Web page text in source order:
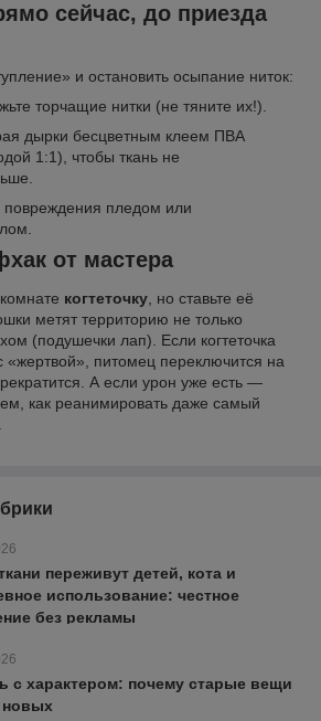
сейчас, до приезда
и остановить осыпание ниток:
торчащие нитки (не тяните их!).
дырки бесцветным клеем ПВА
1:1), чтобы ткань не
повреждения пледом или
от мастера
когтеточку, но ставьте её
метят территорию не только
(подушечки лап). Если когтеточка
«жертвой», питомец переключится на
А если урон уже есть —
как реанимировать даже самый
переживут детей, кота и
использование: честное
без рекламы
с характером: почему старые вещи